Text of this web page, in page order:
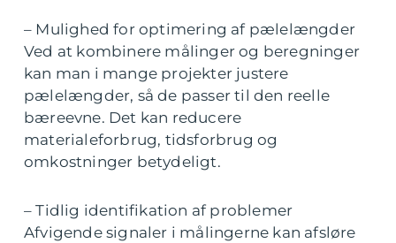
– Mulighed for optimering af pælelængder
Ved at kombinere målinger og beregninger
kan man i mange projekter justere
pælelængder, så de passer til den reelle
bæreevne. Det kan reducere
materialeforbrug, tidsforbrug og
omkostninger betydeligt.
– Tidlig identifikation af problemer
Afvigende signaler i målingerne kan afsløre